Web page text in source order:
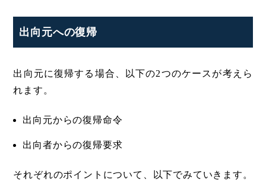
出向元への復帰
出向元に復帰する場合、以下の2つのケースが考えら
れます。
出向元からの復帰命令
出向者からの復帰要求
それぞれのポイントについて、以下でみていきます。